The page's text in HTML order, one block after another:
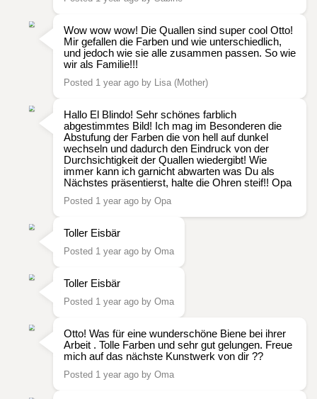
Wow wow wow! Die Quallen sind super cool Otto!
Mir gefallen die Farben und wie unterschiedlich,
und jedoch wie sie alle zusammen passen. So wie
wir als Familie!!!
Posted 1 year ago by Lisa (Mother)
Hallo El Blindo! Sehr schönes farblich
abgestimmtes Bild! Ich mag im Besonderen die
Abstufung der Farben die von hell auf dunkel
wechseln und dadurch den Eindruck von der
Durchsichtigkeit der Quallen wiedergibt! Wie
immer kann ich garnicht abwarten was Du als
Nächstes präsentierst, halte die Ohren steif!! Opa
Posted 1 year ago by Opa
Toller Eisbär
Posted 1 year ago by Oma
Toller Eisbär
Posted 1 year ago by Oma
Otto! Was für eine wunderschöne Biene bei ihrer
Arbeit . Tolle Farben und sehr gut gelungen. Freue
mich auf das nächste Kunstwerk von dir ??
Posted 1 year ago by Oma